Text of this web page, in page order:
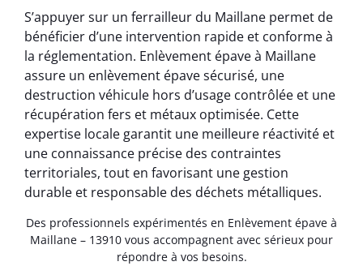
S’appuyer sur un ferrailleur du Maillane permet de
bénéficier d’une intervention rapide et conforme à
la réglementation. Enlèvement épave à Maillane
assure un enlèvement épave sécurisé, une
destruction véhicule hors d’usage contrôlée et une
récupération fers et métaux optimisée. Cette
expertise locale garantit une meilleure réactivité et
une connaissance précise des contraintes
territoriales, tout en favorisant une gestion
durable et responsable des déchets métalliques.
Des professionnels expérimentés en Enlèvement épave à
Maillane – 13910 vous accompagnent avec sérieux pour
répondre à vos besoins.